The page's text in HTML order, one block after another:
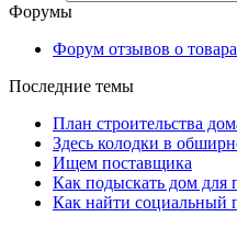
Форумы
Форум отзывов о
Последние темы
План строительства
Здесь колодки в
Ищем поставщика
Как подыскать дом для
Как найти социальный